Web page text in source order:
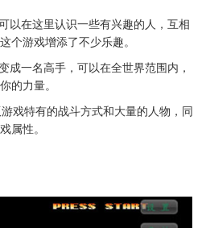
在这里认识一些有兴趣的人，互相
个游戏增添了不少乐趣。
一名高手，可以在全世界范围内，
的力量。
特有的战斗方式和大量的人物，同
属性。